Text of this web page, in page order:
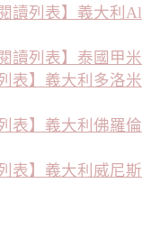
讀列表】義大利
讀列表】泰國甲
表】義大利多洛
表】義大利佛羅
表】義大利威尼